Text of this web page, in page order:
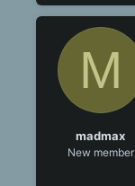
M
madmax
New member